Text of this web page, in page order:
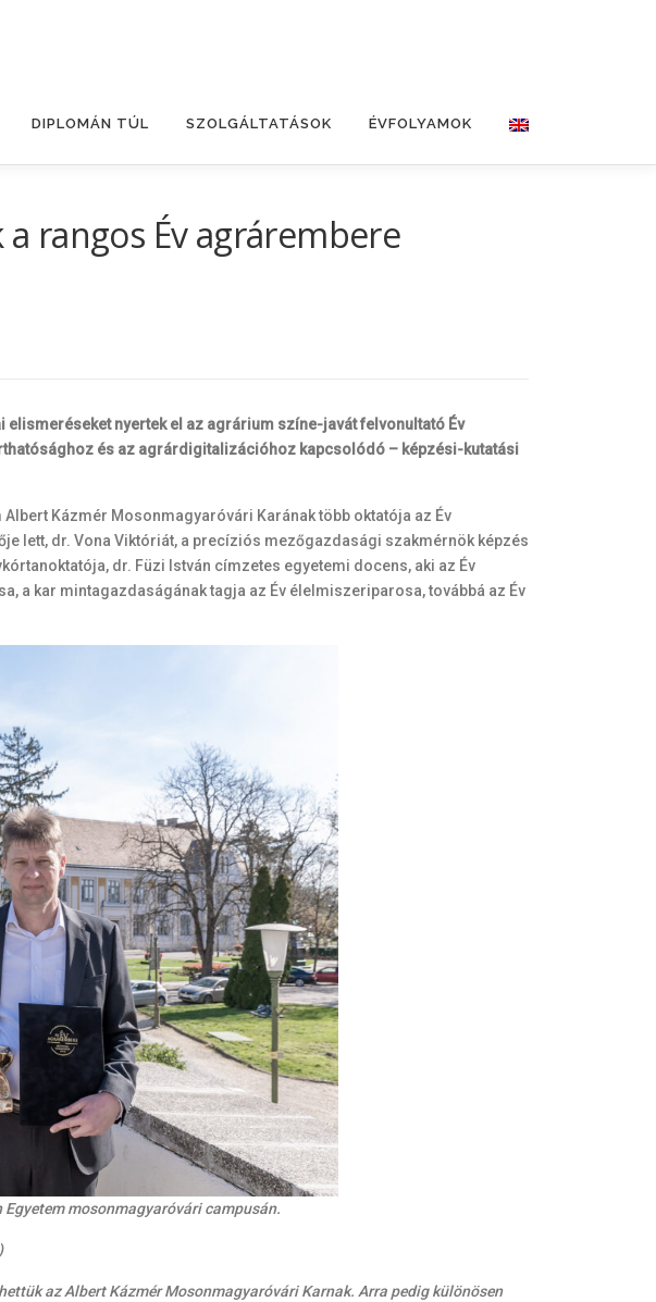
DIPLOMÁN TÚL SZOLGÁLTATÁSOK ÉVFOLYAMOK
rangos Év agrárembere
nyertek el az agrárium színe-javát felvonultató Év
és az agrárdigitalizációhoz kapcsolódó – képzési-kutatási
Kázmér Mosonmagyaróvári Karának több oktatója az Év
lett, dr. Vona Viktóriát, a precíziós mezőgazdasági szakmérnök képzés
dr. Füzi István címzetes egyetemi docens, aki az Év
a kar mintagazdaságának tagja az Év élelmiszeriparosa, továbbá az Év
mosonmagyaróvári campusán.
az Albert Kázmér Mosonmagyaróvári Karnak. Arra pedig különösen